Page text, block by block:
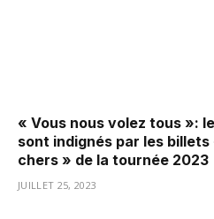
« Vous nous volez tous »:
sont indignés par les
chers » de la tournée 2023
JUILLET 25, 2023